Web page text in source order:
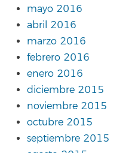
mayo 2016
abril 2016
marzo 2016
febrero 2016
enero 2016
diciembre 2015
noviembre 2015
octubre 2015
septiembre 2015